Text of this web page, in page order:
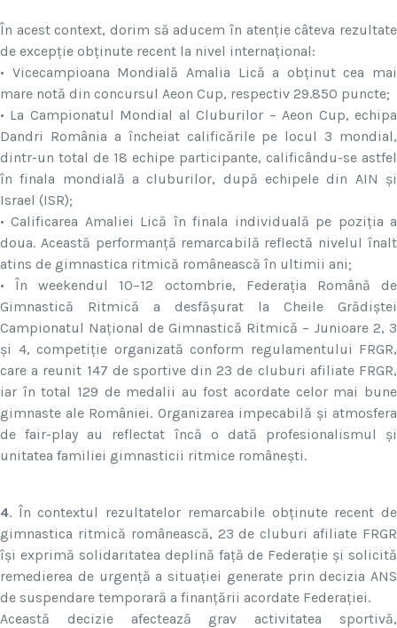
În acest context, dorim să aducem în atenție câteva rezultate
de excepție obținute recent la nivel internațional:
• Vicecampioana Mondială Amalia Lică a obținut cea mai
mare notă din concursul Aeon Cup, respectiv 29.850 puncte;
• La Campionatul Mondial al Cluburilor – Aeon Cup, echipa
Dandri România a încheiat calificările pe locul 3 mondial,
dintr-un total de 18 echipe participante, calificându-se astfel
în finala mondială a cluburilor, după echipele din AIN și
Israel (ISR);
• Calificarea Amaliei Lică în finala individuală pe poziția a
doua. Această performanță remarcabilă reflectă nivelul înalt
atins de gimnastica ritmică românească în ultimii ani;
• În weekendul 10–12 octombrie, Federația Română de
Gimnastică Ritmică a desfășurat la Cheile Grădiștei
Campionatul Național de Gimnastică Ritmică – Junioare 2, 3
și 4, competiție organizată conform regulamentului FRGR,
care a reunit 147 de sportive din 23 de cluburi afiliate FRGR,
iar în total 129 de medalii au fost acordate celor mai bune
gimnaste ale României. Organizarea impecabilă și atmosfera
de fair-play au reflectat încă o dată profesionalismul și
unitatea familiei gimnasticii ritmice românești.
4. În contextul rezultatelor remarcabile obținute recent de
gimnastica ritmică românească, 23 de cluburi afiliate FRGR
își exprimă solidaritatea deplină față de Federație și solicită
remedierea de urgență a situației generate prin decizia ANS
de suspendare temporară a finanțării acordate Federației.
Această decizie afectează grav activitatea sportivă,